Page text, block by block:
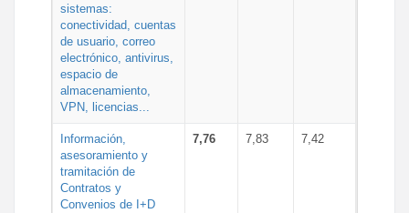
sistemas:
conectividad, cuentas
de usuario, correo
electrónico, antivirus,
espacio de
almacenamiento,
VPN, licencias...
Información,
asesoramiento y
tramitación de
Contratos y
Convenios de I+D
7,76 7,83 7,42